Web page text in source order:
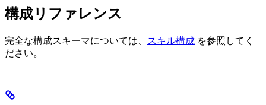
構成リファレンス
完全な構成スキーマについては、 スキル構成 を参照してく
ださい。